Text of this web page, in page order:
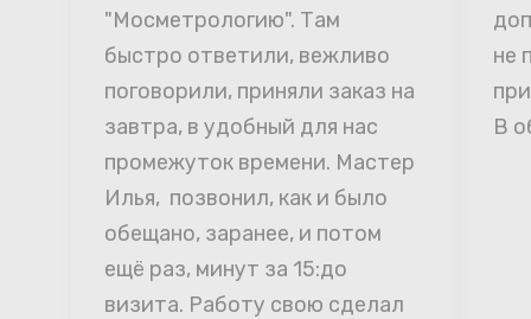
"Мосметрологию". Там
быстро ответили, вежливо
поговорили, приняли заказ на
завтра, в удобный для нас
промежуток времени. Мастер
Илья,  позвонил, как и было
обещано, заранее, и потом
ещё раз, минут за 15:до
визита. Работу свою сделал
не
В